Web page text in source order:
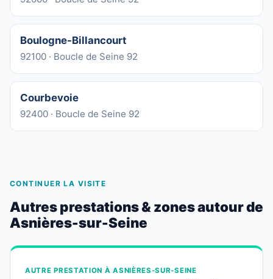
Boulogne-Billancourt
92100 · Boucle de Seine 92
Courbevoie
92400 · Boucle de Seine 92
CONTINUER LA VISITE
Autres prestations & zones autour de
Asnières-sur-Seine
AUTRE PRESTATION À ASNIÈRES-SUR-SEINE